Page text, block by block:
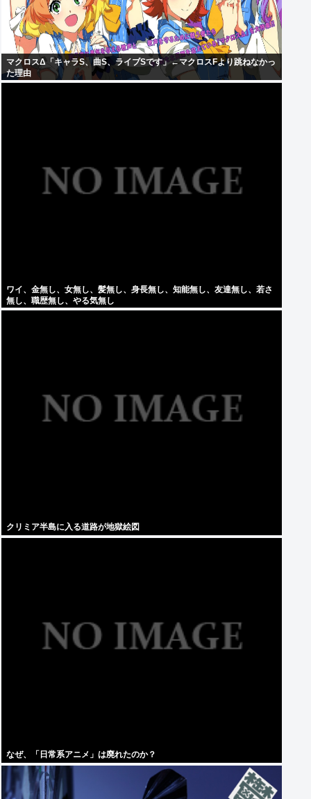
マクロスΔ「キャラS、曲S、ライブSです」←マクロスFより跳ねなかっ
た理由
ワイ、金無し、女無し、髪無し、身長無し、知能無し、友達無し、若さ
無し、職歴無し、やる気無し
クリミア半島に入る道路が地獄絵図
なぜ、「日常系アニメ」は廃れたのか？